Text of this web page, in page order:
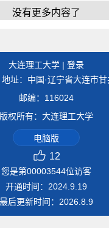
没有更多内容了
大连理工大学 | 登录
址：中国·辽宁省大连市
邮编：116024
版权所有：大连理工大学
电脑版
12
您是第00003544位访客
开通时间： 2024 9 19
最后更新时间： 2026 8 9